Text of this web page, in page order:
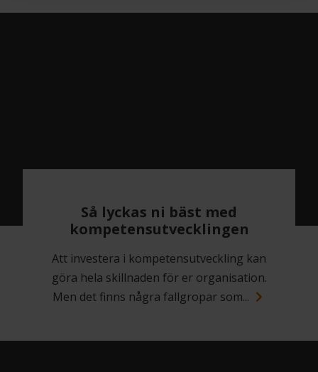
Så lyckas ni bäst med
kompetensutvecklingen
Att investera i kompetensutveckling kan
göra hela skillnaden för er organisation.
Men det finns några fallgropar som...